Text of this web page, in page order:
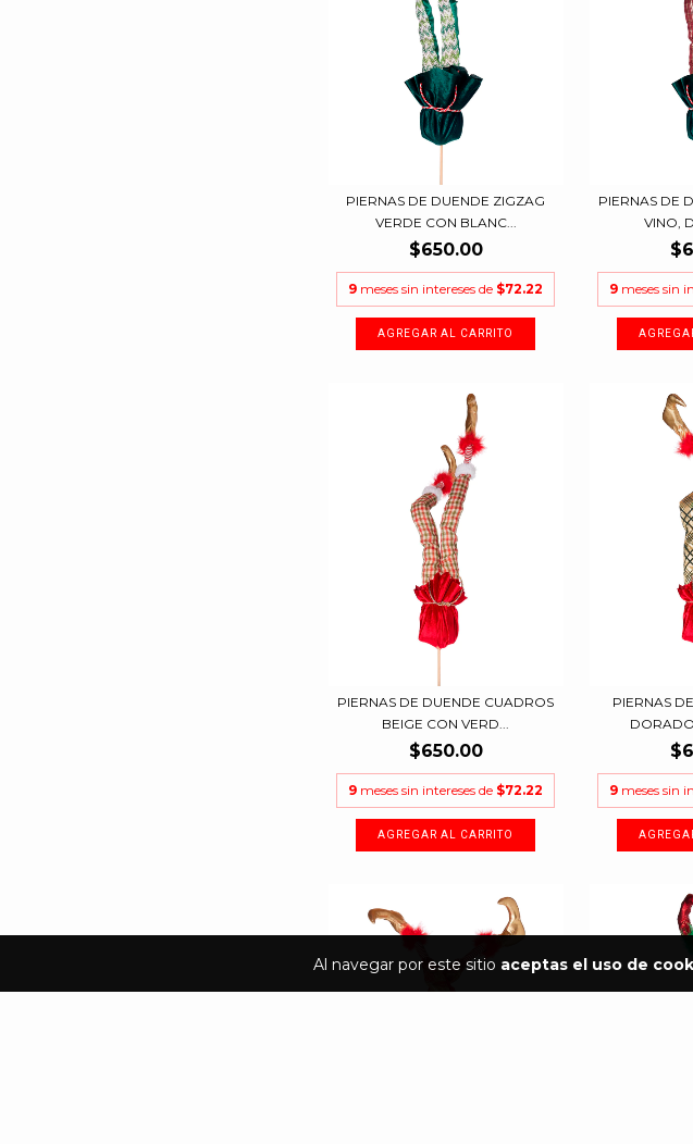
Al navegar por este sitio aceptas el uso de
PIERNAS DE DUENDE ZIGZAG
VERDE CON BLANC...
$650.00
9 meses sin intereses de $72.22
PIERNAS DE
VINO,
9 meses sin
PIERNAS DE DUENDE CUADROS
BEIGE CON VERD...
$650.00
9 meses sin intereses de $72.22
PIERNAS
9 meses sin